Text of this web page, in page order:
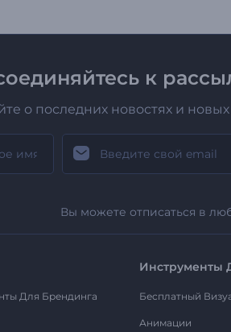
к
о последних новостях и
Вы можете отписаться в
Для Брендинга
Инструменты
Бесплатный
Анимации